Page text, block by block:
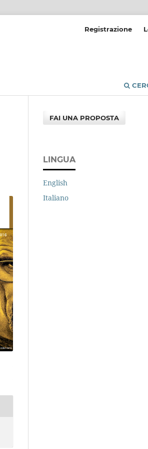
Registrazione
FAI UNA PROPOSTA
LINGUA
English
Italiano